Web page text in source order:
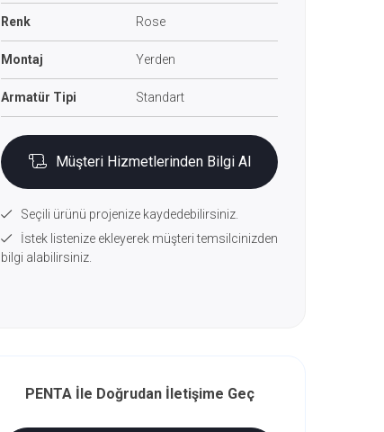
Renk Rose
Montaj Yerden
Armatür Tipi Standart
Müşteri Hizmetlerinden Bilgi Al
Seçili ürünü projenize kaydedebilirsiniz.
İstek listenize ekleyerek müşteri temsilcinizden
bilgi alabilirsiniz.
PENTA İle Doğrudan İletişime Geç